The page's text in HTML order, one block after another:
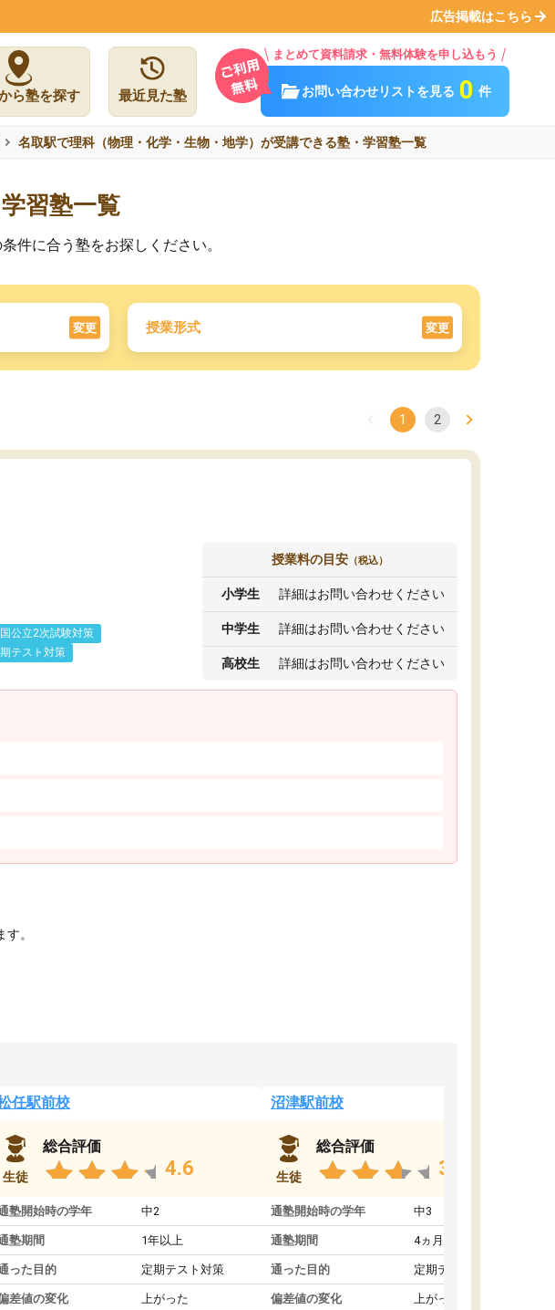
広告掲載はこちら
ら塾を探す 最近見た塾
まとめて資料請求・無料体験を申し込もう
お問い合わせリストを見る 0 件
名取駅で理科（物理・化学・生物・地学）が受講できる塾・学習塾一覧
習塾一覧
件に合う塾をお探しください。
変更 授業形式 変更
1 2
国公立2次試験対策
テスト対策
授業料の目安 （税込）
小学生 詳細はお問い合わせください
中学生 詳細はお問い合わせください
高校生 詳細はお問い合わせください
。​
任駅前校
生徒
総合評価
4.6
塾開始時の学年 中2
塾期間 1年以上
った目的 定期テスト対策
差値の変化 上がった
沼津駅前校
生徒
総合評価
3.8
通塾開始時の学年 中3
通塾期間 4ヵ月～1年未満
通った目的 定期テスト対策
偏差値の変化 上がった